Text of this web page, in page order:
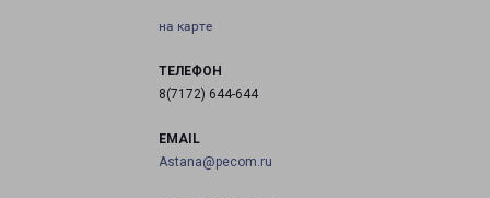
на карте
ТЕЛЕФОН
8(7172) 644-644
EMAIL
Astana@pecom.ru